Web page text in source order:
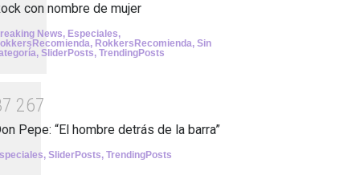
con nombre de mujer
News, Especiales,
, RokkersRecomienda, Sin
, SliderPosts, TrendingPosts
7 267
Pepe: “El hombre detrás de la barra”
, SliderPosts, TrendingPosts